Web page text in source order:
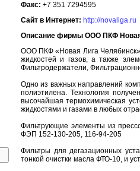
Факс: +7 351 7294595
Сайт в Интернет: http://novaliga.ru
Описание фирмы ООО ПКФ Новая
ООО ПКФ «Новая Лига
жидкостей и газов, а также
Фильтродержатели,
Одно из важных направлений
полиэтилена. Технология
высочайшая термохимическая
жидкостями и газами в любых
Фильтрующие элементы из
ФЭП 152-130-205, 116-94-205
Фильтры для дегазационных
тонкой очистки масла ФТО-10, и